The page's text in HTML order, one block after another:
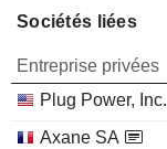
Sociétés liées
Entreprise privées
Plug Power, Inc.
Axane SA